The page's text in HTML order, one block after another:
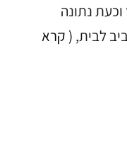
נתונה
לבית, ( קרא